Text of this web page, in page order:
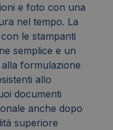
e foto con una
nel tempo. La
le stampanti
semplice e un
formulazione
allo
documenti
anche dopo
superiore